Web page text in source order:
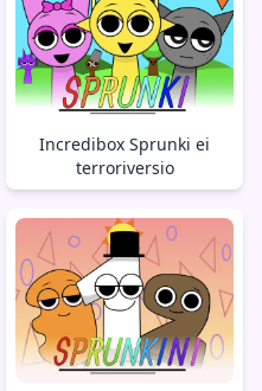
Incredibox Sprunki ei
terroriversio